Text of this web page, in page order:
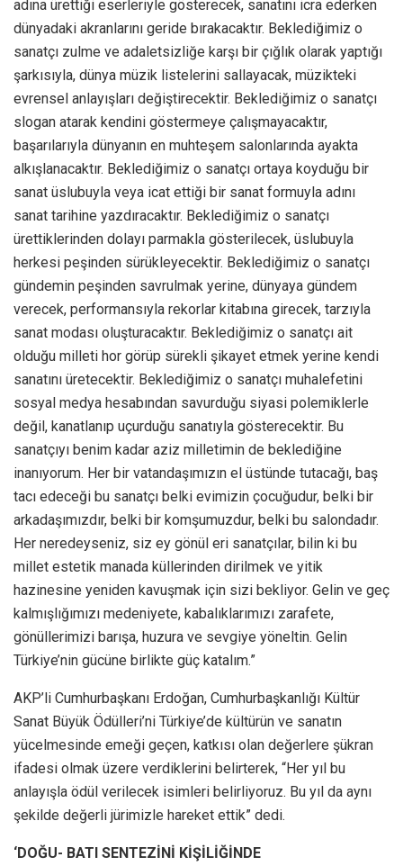
adına ürettiği eserleriyle gösterecek, sanatını icra ederken
dünyadaki akranlarını geride bırakacaktır. Beklediğimiz o
sanatçı zulme ve adaletsizliğe karşı bir çığlık olarak yaptığı
şarkısıyla, dünya müzik listelerini sallayacak, müzikteki
evrensel anlayışları değiştirecektir. Beklediğimiz o sanatçı
slogan atarak kendini göstermeye çalışmayacaktır,
başarılarıyla dünyanın en muhteşem salonlarında ayakta
alkışlanacaktır. Beklediğimiz o sanatçı ortaya koyduğu bir
sanat üslubuyla veya icat ettiği bir sanat formuyla adını
sanat tarihine yazdıracaktır. Beklediğimiz o sanatçı
ürettiklerinden dolayı parmakla gösterilecek, üslubuyla
herkesi peşinden sürükleyecektir. Beklediğimiz o sanatçı
gündemin peşinden savrulmak yerine, dünyaya gündem
verecek, performansıyla rekorlar kitabına girecek, tarzıyla
sanat modası oluşturacaktır. Beklediğimiz o sanatçı ait
olduğu milleti hor görüp sürekli şikayet etmek yerine kendi
sanatını üretecektir. Beklediğimiz o sanatçı muhalefetini
sosyal medya hesabından savurduğu siyasi polemiklerle
değil, kanatlanıp uçurduğu sanatıyla gösterecektir. Bu
sanatçıyı benim kadar aziz milletimin de beklediğine
inanıyorum. Her bir vatandaşımızın el üstünde tutacağı, baş
tacı edeceği bu sanatçı belki evimizin çocuğudur, belki bir
arkadaşımızdır, belki bir komşumuzdur, belki bu salondadır.
Her neredeyseniz, siz ey gönül eri sanatçılar, bilin ki bu
millet estetik manada küllerinden dirilmek ve yitik
hazinesine yeniden kavuşmak için sizi bekliyor. Gelin ve geç
kalmışlığımızı medeniyete, kabalıklarımızı zarafete,
gönüllerimizi barışa, huzura ve sevgiye yöneltin. Gelin
Türkiye’nin gücüne birlikte güç katalım.”
AKP’li Cumhurbaşkanı Erdoğan, Cumhurbaşkanlığı Kültür
Sanat Büyük Ödülleri’ni Türkiye’de kültürün ve sanatın
yücelmesinde emeği geçen, katkısı olan değerlere şükran
ifadesi olmak üzere verdiklerini belirterek, “Her yıl bu
anlayışla ödül verilecek isimleri belirliyoruz. Bu yıl da aynı
şekilde değerli jürimizle hareket ettik” dedi.
‘DOĞU- BATI SENTEZİNİ KİŞİLİĞİNDE